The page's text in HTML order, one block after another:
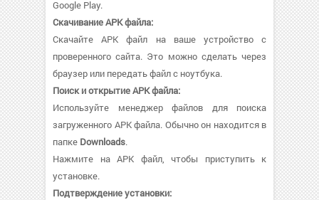
Google Play.
Скачивание APK файла:
Скачайте APK файл на ваше устройство с
проверенного сайта. Это можно сделать через
браузер или передать файл с ноутбука.
Поиск и открытие APK файла:
Используйте менеджер файлов для поиска
загруженного APK файла. Обычно он находится в
папке Downloads.
Нажмите на APK файл, чтобы приступить к
установке.
Подтверждение установки: